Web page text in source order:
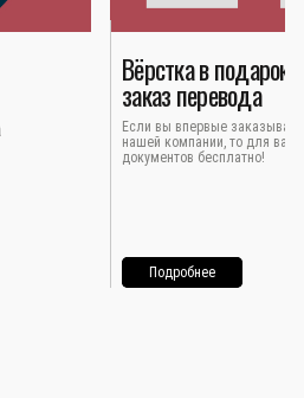
Вёрстка в подарок
заказ перевода
Если вы впервые
нашей компании, то для вас
документов бесплатно!
Подробнее